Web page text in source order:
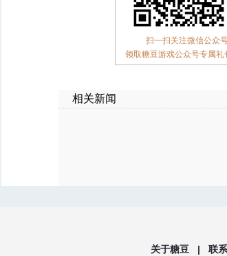
扫一扫关注微信公众
领取糖豆游戏公众号专属礼
相关新闻
关于糖豆 | 联